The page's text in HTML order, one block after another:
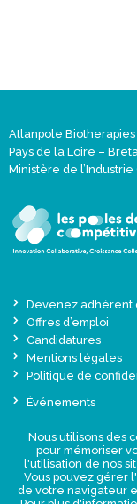
Atlanpole
Pays de la Loire –
Ministère de l’Industrie
Devenez adhérent
Offres d’emploi
Candidatures
Mentions légales
Politique de
Événements
Une offre globale
Presse
Nous utilisons des
pour mémoriser
l'utilisation de nos
Vous pouvez gérer
de votre navigateur